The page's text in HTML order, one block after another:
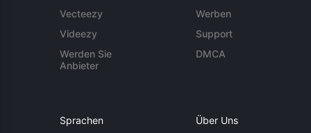
Vecteezy
Videezy
Werden Sie
Anbieter
Werben
Support
DMCA
Sprachen Über Uns